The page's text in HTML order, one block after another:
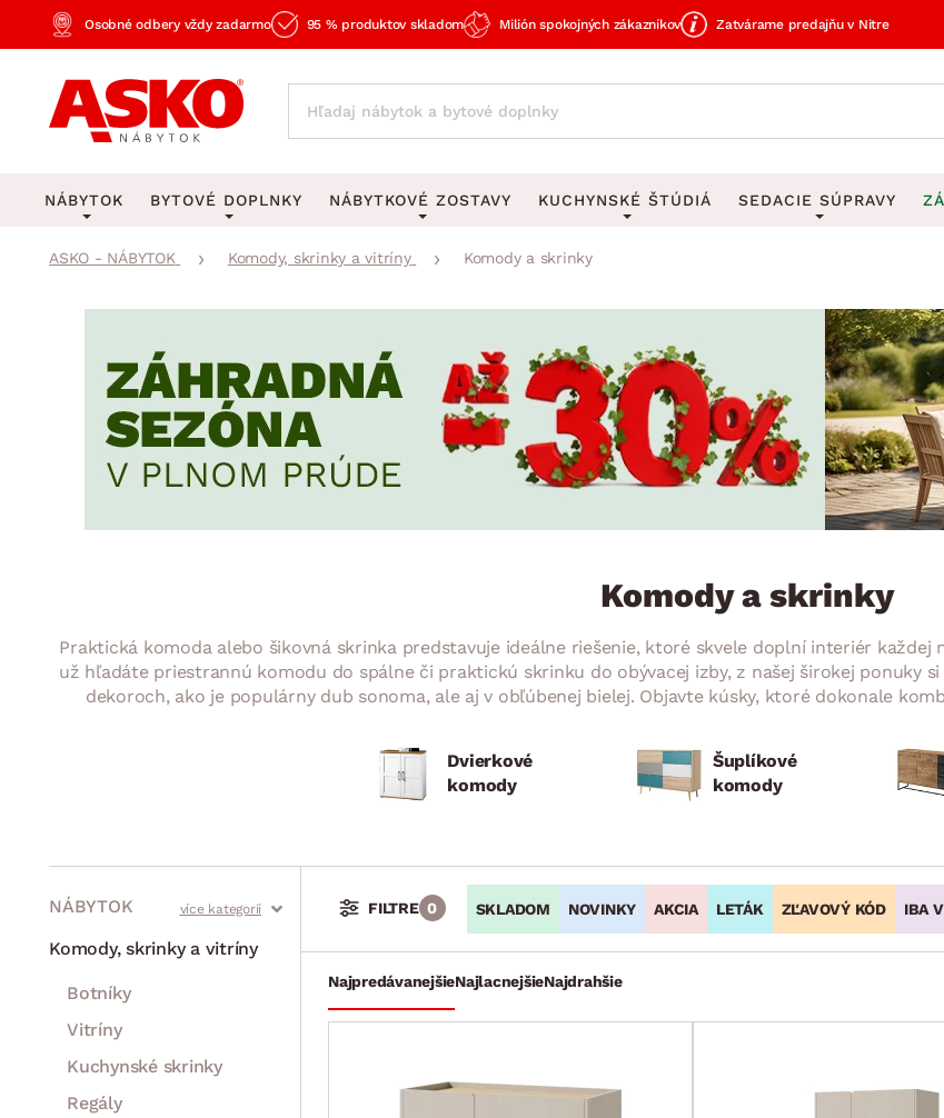
Osobné odbery vždy zadarmo 95 % produktov skladom Milión spokojných zákazníkov Zatvárame predajňu v Nitre
NÁBYTOK
Obývacia izba
Spálňa
Kúpeľňa
Záhrada
BYTOVÉ DOPLNKY
KOBERCE
Veľké a stredné koberce
Detské koberce
Kúpeľňové predložky
OSVETLENIE
Stolové lampy a lampičky
Lustre a závesné svietidlá
Zobrazit vše
Obrazy
Zrkadlá
Hodiny
Vázy
Zobrazit vše
Závesy a žalúzie
Zobrazit vše
Panvice
Zobrazit vše
NÁBYTKOVÉ ZOSTAVY
Obývacie zostavy
Spálňové zostavy
Kancelárske zostavy
Kuchynské zostavy
Detské zostavy
Predsieňové zostavy
KUCHYNSKÉ ŠTÚDIÁ SEDACIE SÚPRAVY
Rohové sedacie
Sedacie súpravy 3-2-1
Sedacie súpravy na
ASKO - NÁBYTOK Komody, skrinky a vitríny Komody a skrinky
Komody a skrinky
Praktická komoda alebo šikovná skrinka predstavuje ideálne riešenie, ktoré skvele doplní interiér
už hľadáte priestrannú komodu do spálne či praktickú skrinku do obývacej izby, z našej širokej ponuky
dekoroch, ako je populárny dub sonoma, ale aj v obľúbenej bielej. Objavte kúsky, ktoré dokonale
Dvierkové
komody
Šuplíkové
komody
NÁBYTOK
Stoly a stolíky
Kreslá a sedenia
Stoličky a lavice
Postele
Šatníkové skrine
Rošty
Matrace
Komody, skrinky a vitríny
Botníky
Vitríny
Kuchynské skrinky
Regály
SKLADOM NOVINKY AKCIA LETÁK ZĽAVOVÝ KÓD IBA
FILTRE 0
NajpredávanejšieNajlacnejšieNajdrahšie